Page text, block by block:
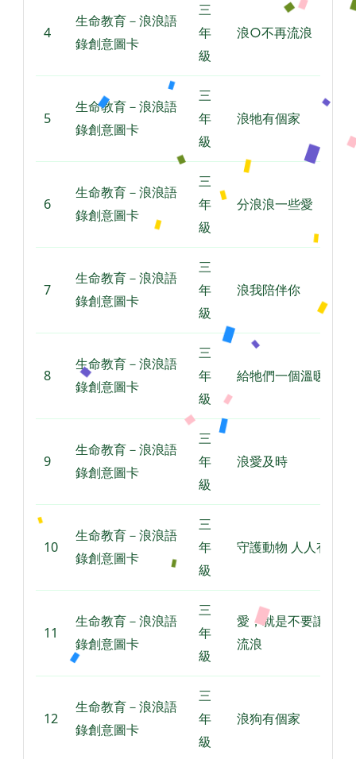
4
生命教育－浪浪語
錄創意圖卡
三
年
級
浪○不再流浪
5
生命教育－浪浪語
錄創意圖卡
三
年
級
浪牠有個家
6
生命教育－浪浪語
錄創意圖卡
三
年
級
分浪浪一些愛
7
生命教育－浪浪語
錄創意圖卡
三
年
級
浪我陪伴你
8
生命教育－浪浪語
錄創意圖卡
三
年
級
給牠們一個溫暖的家
9
生命教育－浪浪語
錄創意圖卡
三
年
級
浪愛及時
10
生命教育－浪浪語
錄創意圖卡
三
年
級
守護動物 人人有責
11
生命教育－浪浪語
錄創意圖卡
三
年
級
愛，就是不要讓牠再
流浪
12
生命教育－浪浪語
錄創意圖卡
三
年
級
浪狗有個家